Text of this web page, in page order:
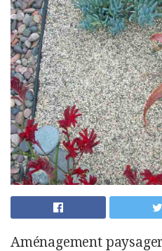
Aménagement